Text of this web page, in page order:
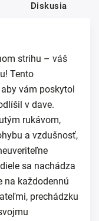
Diskusia
strihu – váš
Tento
vám poskytol
v dave.
rukávom,
a vzdušnosť,
sa nachádza
na každodennú
prechádzku